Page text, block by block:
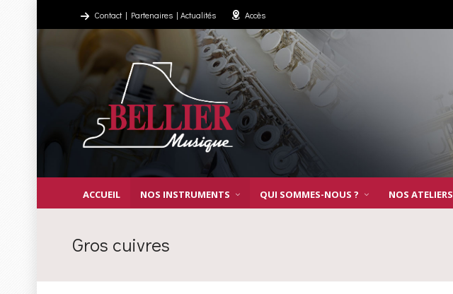
Contact| Partenaires | Actualités Accès
ACCUEIL NOS INSTRUMENTS QUI SOMMES-NOUS ? NOS ATELIERS
Gros cuivres